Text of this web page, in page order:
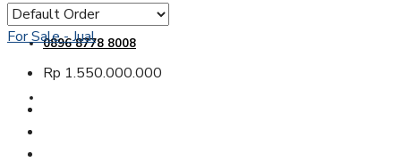
0896 8778 8008
For Sale - Jual
Rp 1.550.000.000